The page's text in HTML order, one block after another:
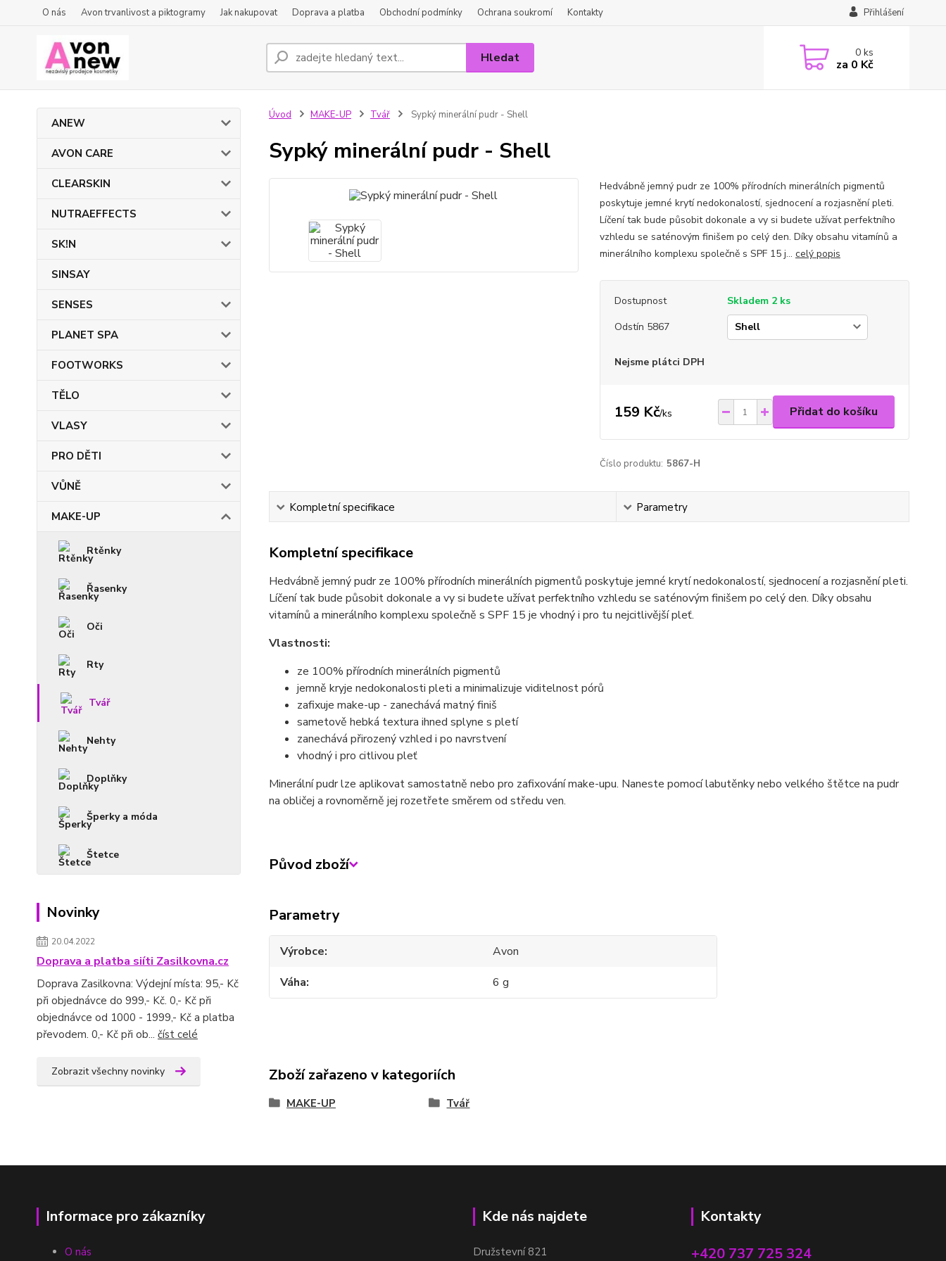
O nás Avon trvanlivost a piktogramy Jak nakupovat Doprava a platba Obchodní podmínky Ochrana soukromí Kontakty Přihlášení
Hledat 0ks
za 0 Kč
ANEW
AVON CARE
CLEARSKIN
NUTRAEFFECTS
SK!N
SINSAY
SENSES
PLANET SPA
FOOTWORKS
TĚLO
VLASY
PRO DĚTI
VŮNĚ
MAKE-UP
Rtěnky
Řasenky
Oči
Rty
Tvář
Nehty
Doplňky
Šperky a móda
Štetce
Novinky
20.04.2022
Doprava a platba siíti Zasilkovna.cz
Doprava Zasilkovna: Výdejní místa: 95,- Kč
při objednávce do 999,- Kč. 0,- Kč při
objednávce od 1000 - 1999,- Kč a platba
převodem. 0,- Kč při ob... číst celé
Zobrazit všechny novinky
Úvod MAKE-UP Tvář Sypký minerální pudr - Shell
Sypký minerální pudr - Shell
Hedvábně jemný pudr ze 100% přírodních minerálních pigmentů
poskytuje jemné krytí nedokonalostí, sjednocení a rozjasnění pleti.
Líčení tak bude působit dokonale a vy si budete užívat perfektního
vzhledu se saténovým finišem po celý den. Díky obsahu vitamínů a
minerálního komplexu společně s SPF 15 j... celý popis
Dostupnost
Skladem 2 ks
Odstín 5867
Nejsme plátci DPH
159 Kč/ks Přidat do košíku
Číslo produktu: 5867-H
Kompletní specifikace Parametry
Kompletní specifikace
Hedvábně jemný pudr ze 100% přírodních minerálních pigmentů poskytuje jemné krytí nedokonalostí, sjednocení a rozjasnění pleti.
Líčení tak bude působit dokonale a vy si budete užívat perfektního vzhledu se saténovým finišem po celý den. Díky obsahu
vitamínů a minerálního komplexu společně s SPF 15 je vhodný i pro tu nejcitlivější pleť.
Vlastnosti:
ze 100% přírodních minerálních pigmentů
jemně kryje nedokonalosti pleti a minimalizuje viditelnost pórů
zafixuje make-up - zanechává matný finiš
sametově hebká textura ihned splyne s pletí
zanechává přirozený vzhled i po navrstvení
vhodný i pro citlivou pleť
Minerální pudr lze aplikovat samostatně nebo pro zafixování make-upu. Naneste pomocí labutěnky nebo velkého štětce na pudr
na obličej a rovnoměrně jej rozetřete směrem od středu ven.
Původ zboží
Parametry
Výrobce
Avon
Váha
6 g
Zboží zařazeno v kategoriích
MAKE-UP Tvář
Informace pro zákazníky
O nás
Kde nás najdete
Družstevní 821
Kontakty
+420 737 725 324